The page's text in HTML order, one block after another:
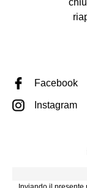
Facebook
Instagram